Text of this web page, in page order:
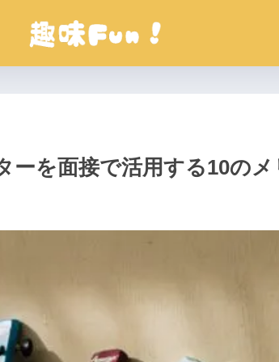
ーを面接で活用する10の